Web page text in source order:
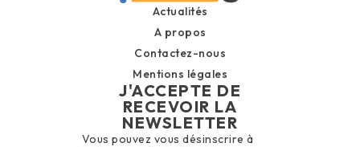
Actualités
A propos
Contactez-nous
Mentions légales
J'ACCEPTE DE
RECEVOIR LA
NEWSLETTER
Vous pouvez vous désinscrire à